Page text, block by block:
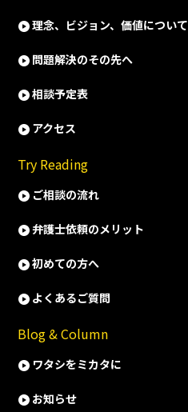
理念、ビジョン、価値について
問題解決のその先へ
相談予定表
アクセス
Try Reading
ご相談の流れ
弁護士依頼のメリット
初めての方へ
よくあるご質問
Blog & Column
ワタシをミカタに
お知らせ